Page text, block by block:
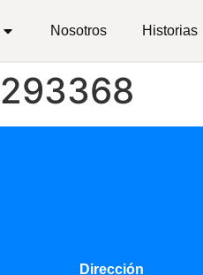
Nosotros Historias
Dirección